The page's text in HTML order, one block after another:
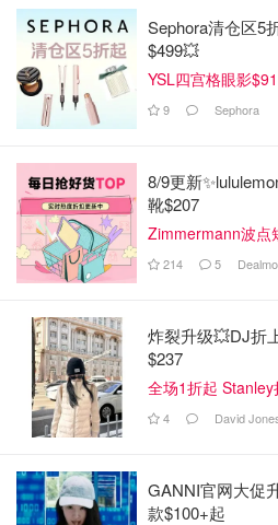
扁，如果饼皮有点微粘可以沾点干
③按照图中所示切7刀，先把左右
后把上下两片推在一起，再把中
尾巴绕一圈就好，蝴蝶结雏形就
Sephora清仓区5
$499💥
YSL四宫格眼影
9 Sephora
8/9更新
靴$207
Zimmermann波点
214 5
炸裂升级💥DJ折
$237
全场1折起
4 David
GANNI官网大促
款$100+起